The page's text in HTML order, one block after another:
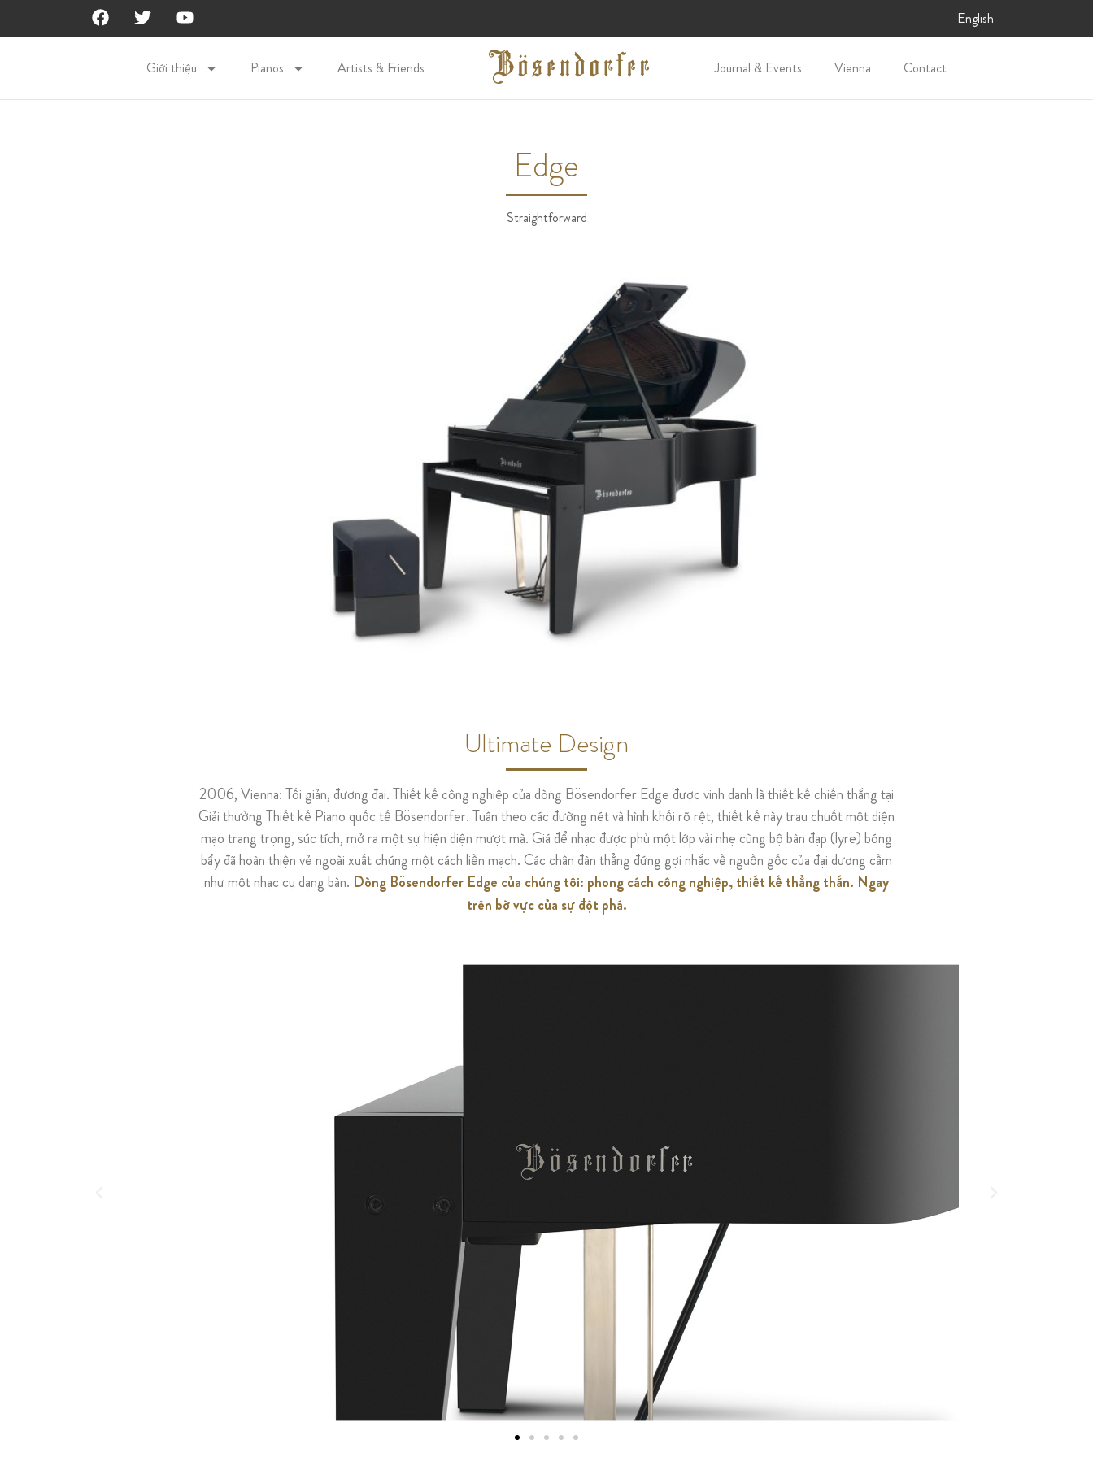
English
Giới thiệu Pianos Artists & Friends Journal & Events Vienna Contact
Edge
Straightforward
Ultimate Design
2006, Vienna: Tối giản, đương đại. Thiết kế công nghiệp của dòng Bösendorfer Edge được vinh danh là thiết kế chiến thắng tại
Giải thưởng Thiết kế Piano quốc tế Bösendorfer. Tuân theo các đường nét và hình khối rõ rệt, thiết kế này trau chuốt một diện
mạo trang trọng, súc tích, mở ra một sự hiện diện mượt mà. Giá để nhạc được phủ một lớp vải nhẹ cùng bộ bàn đạp (lyre) bóng
bẩy đã hoàn thiện vẻ ngoài xuất chúng một cách liền mạch. Các chân đàn thẳng đứng gợi nhắc về nguồn gốc của đại dương cầm
như một nhạc cụ dạng bàn. Dòng Bösendorfer Edge của chúng tôi: phong cách công nghiệp, thiết kế thẳng thắn. Ngay
trên bờ vực của sự đột phá.